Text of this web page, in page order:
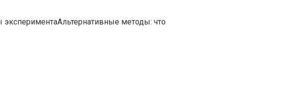
экспериментаАльтернативные методы: что